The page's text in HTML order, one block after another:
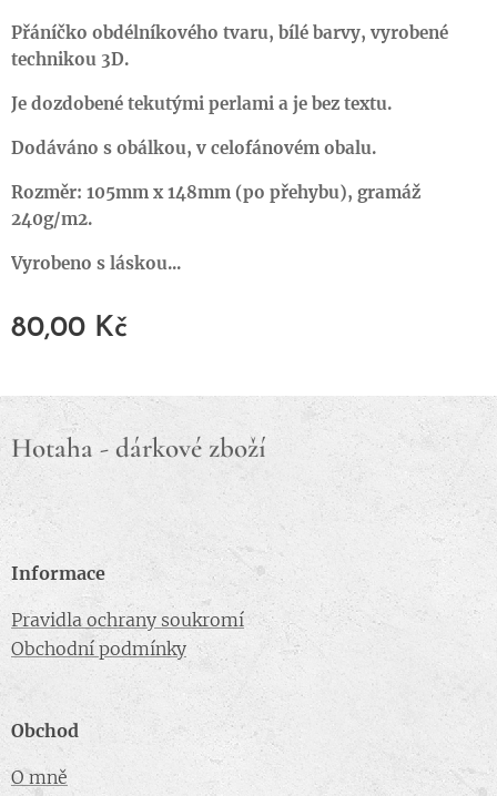
Přáníčko obdélníkového tvaru, bílé barvy, vyrobené
technikou 3D.
Je dozdobené tekutými perlami a je bez textu.
Dodáváno s obálkou, v celofánovém obalu.
Rozměr: 105mm x 148mm (po přehybu), gramáž
240g/m2.
Vyrobeno s láskou...
80,00 Kč
Hotaha - dárkové zboží
Informace
Pravidla ochrany soukromí
Obchodní podmínky
Obchod
O mně